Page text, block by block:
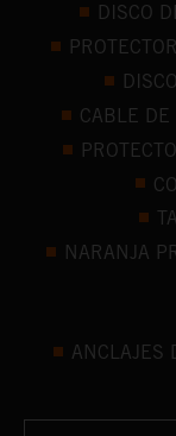
DISCO
CABLE
NARANJA
ANCLAJES